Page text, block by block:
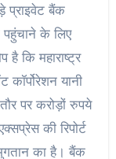
बैंक
पहुंचाने के लिए
कि महाराष्ट्र
यानी
पर करोड़ों रुपये
की रिपोर्ट
का है। बैंक